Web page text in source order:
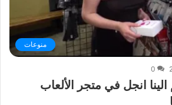
منوعات
0
انجل في متجر الألعاب